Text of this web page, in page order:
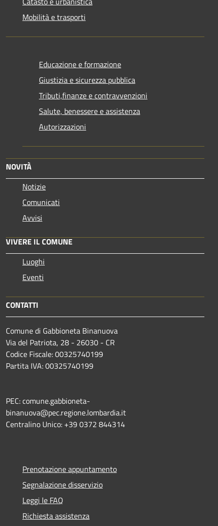
Mobilità e trasporti
Educazione e formazione
Giustizia e sicurezza pubblica
Tributi,finanze e contravvenzioni
Salute, benessere e assistenza
Autorizzazioni
NOVITÀ
Notizie
Comunicati
Avvisi
VIVERE IL COMUNE
Luoghi
Eventi
CONTATTI
Comune di Gabbioneta Binanuova
Via del Patriota, 28 - 26030 - CR
Codice Fiscale: 00325740199
Partita IVA: 00325740199
PEC: comune.gabbioneta-
binanuova@pec.regione.lombardia.it
Centralino Unico: +39 0372 844314
Prenotazione appuntamento
Segnalazione disservizio
Leggi le FAQ
Richiesta assistenza